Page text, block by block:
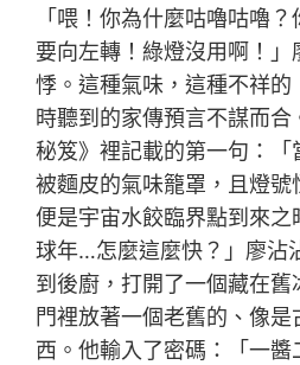
「喂！你為什麼咕嚕咕嚕
要向左轉！綠燈沒用啊！
悸。這種氣味，這種不祥的
時聽到的家傳預言不謀而
秘笈》裡記載的第一句：
被麵皮的氣味籠罩，且燈號
便是宇宙水餃臨界點到來
球年…怎麼這麼快？」廖沾
到後廚，打開了一個藏在
門裡放著一個老舊的、像
西。他輸入了密碼：「一